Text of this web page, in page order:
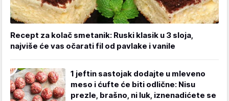
Recept za kolač smetanik: Ruski klasik u 3 sloja,
najviše će vas očarati fil od pavlake i vanile
1 jeftin sastojak dodajte u mleveno
meso i ćufte će biti odlične: Nisu
prezle, brašno, ni luk, iznenadićete se